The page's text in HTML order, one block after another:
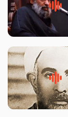
پاره های جگر امام
علیه السلام-حجت
یزید ملعون و
علیهم‌السلام –